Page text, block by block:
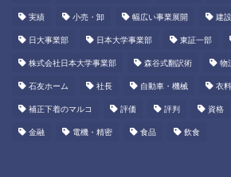
実績 小売・卸 幅広い事業展開 建
日大事業部 日本大学事業部 東証一部
株式会社日本大学事業部 森谷式翻訳術 物
石友ホーム 社長 自動車・機械 衣
補正下着のマルコ 評価 評判 資格
金融 電機・精密 食品 飲食